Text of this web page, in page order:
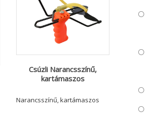
Csúzli Narancsszínű,
kartámaszos
Narancsszínű, kartámaszos